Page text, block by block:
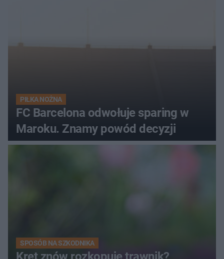
PIŁKA NOŻNA
FC Barcelona odwołuje sparing w
Maroku. Znamy powód decyzji
SPOSÓB NA SZKODNIKA